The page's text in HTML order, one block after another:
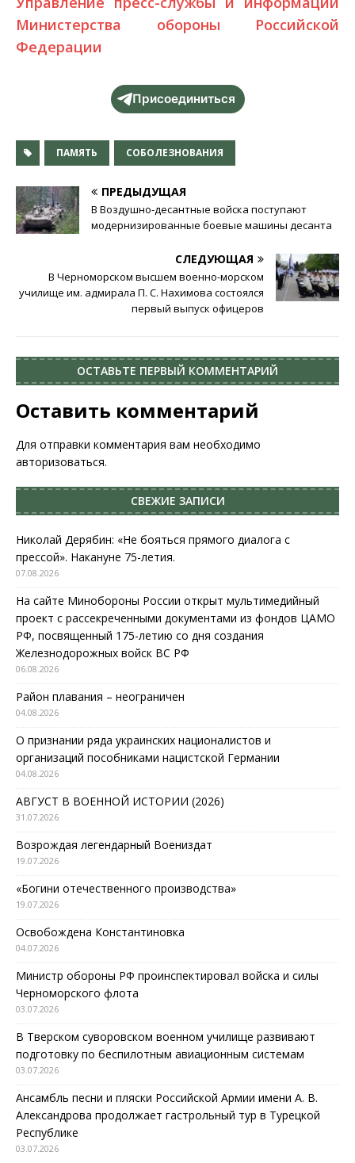
Министерства обороны Российской
Федерации
Присоединиться
ПАМЯТЬ СОБОЛЕЗНОВАНИЯ
ПРЕДЫДУЩАЯ
В Воздушно-десантные войска поступают
модернизированные боевые машины десанта
СЛЕДУЮЩАЯ
В Черноморском высшем военно-морском
училище им. адмирала П. С. Нахимова состоялся
первый выпуск офицеров
ОСТАВЬТЕ ПЕРВЫЙ КОММЕНТАРИЙ
Оставить комментарий
Для отправки комментария вам необходимо
авторизоваться.
СВЕЖИЕ ЗАПИСИ
Николай Дерябин: «Не бояться прямого диалога с
прессой». Накануне 75-летия.
07.08.2026
На сайте Минобороны России открыт мультимедийный
проект с рассекреченными документами из фондов ЦАМО
РФ, посвященный 175-летию со дня создания
Железнодорожных войск ВС РФ
06.08.2026
Район плавания – неограничен
04.08.2026
О признании ряда украинских националистов и
организаций пособниками нацистской Германии
04.08.2026
АВГУСТ В ВОЕННОЙ ИСТОРИИ (2026)
31.07.2026
Возрождая легендарный Воениздат
19.07.2026
«Богини отечественного производства»
19.07.2026
Освобождена Константиновка
04.07.2026
Министр обороны РФ проинспектировал войска и силы
Черноморского флота
03.07.2026
В Тверском суворовском военном училище развивают
подготовку по беспилотным авиационным системам
03.07.2026
Ансамбль песни и пляски Российской Армии имени А. В.
Александрова продолжает гастрольный тур в Турецкой
Республике
03.07.2026